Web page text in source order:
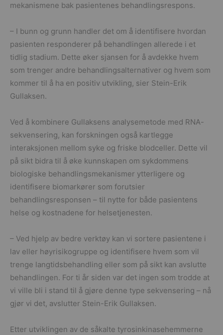
mekanismene bak pasientenes behandlingsrespons.
– I bunn og grunn handler det om å identifisere hvordan
pasienten responderer på behandlingen allerede i et
tidlig stadium. Dette øker sjansen for å avdekke hvem
som trenger andre behandlingsalternativer og hvem som
kommer til å ha en positiv utvikling, sier Stein-Erik
Gullaksen.
Ved å kombinere Gullaksens analysemetode med RNA-
sekvensering, kan forskningen også kartlegge
interaksjonen mellom syke og friske blodceller. Dette vil
på sikt bidra til å øke kunnskapen om sykdommens
biologiske behandlingsmekanismer ytterligere og
identifisere biomarkører som forutsier
behandlingsresponsen – til nytte for både pasientens
helse og kostnadene for helsetjenesten.
– Ved hjelp av bedre verktøy kan vi sortere pasientene i
lav eller høyrisikogruppe og identifisere hvem som vil
trenge langtidsbehandling eller som på sikt kan avslutte
behandlingen. For ti år siden var det ingen som trodde at
vi ville bli i stand til å gjøre denne type sekvensering – nå
gjør vi det, avslutter Stein-Erik Gullaksen.
Etter utviklingen av de såkalte tyrosinkinasehemmerne